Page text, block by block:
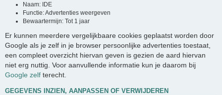
Naam: IDE
Functie: Advertenties weergeven
Bewaartermijn: Tot 1 jaar
Er kunnen meerdere vergelijkbaare cookies geplaatst worden door
Google als je zelf in je browser persoonlijke advertenties toestaat,
een compleet overzicht hiervan geven is gezien de aard hiervan
niet erg nuttig. Voor aanvullende informatie kun je daarom bij
Google zelf terecht.
GEGEVENS INZIEN, AANPASSEN OF VERWIJDEREN